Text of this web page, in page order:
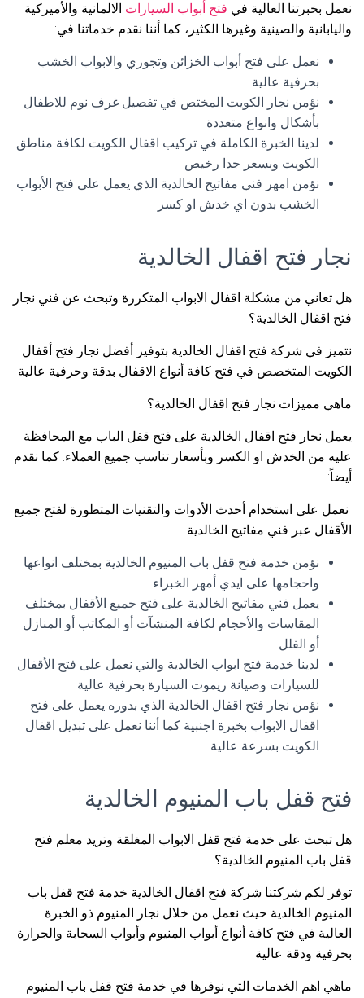
نعمل بخبرتنا العالية في فتح أبواب السيارات الالمانية والأميركية
واليابانية والصينية وغيرها الكثير، كما أننا نقدم خدماتنا في:
نعمل على فتح أبواب الخزائن وتجوري والابواب الخشب
بحرفية عالية
نؤمن نجار الكويت المختص في تفصيل غرف نوم للاطفال
بأشكال وانواع متعددة
لدينا الخبرة الكاملة في تركيب اقفال الكويت لكافة مناطق
الكويت وبسعر جدا رخيص
نؤمن امهر فني مفاتيح الخالدية الذي يعمل على فتح الأبواب
الخشب بدون اي خدش او كسر
نجار فتح اقفال الخالدية
هل تعاني من مشكلة اقفال الابواب المتكررة وتبحث عن فني نجار
فتح اقفال الخالدية؟
نتميز في شركة فتح اقفال الخالدية بتوفير أفضل نجار فتح أقفال
الكويت المتخصص في فتح كافة أنواع الاقفال بدقة وحرفية عالية
ماهي مميزات نجار فتح اقفال الخالدية؟
يعمل نجار فتح اقفال الخالدية على فتح قفل الباب مع المحافظة
عليه من الخدش او الكسر وبأسعار تناسب جميع العملاء. كما نقدم
أيضاً:
نعمل على استخدام أحدث الأدوات والتقنيات المتطورة لفتح جميع
الأقفال عبر فني مفاتيح الخالدية
نؤمن خدمة فتح قفل باب المنيوم الخالدية بمختلف انواعها
واحجامها على ايدي أمهر الخبراء
يعمل فني مفاتيح الخالدية على فتح جميع الأقفال بمختلف
المقاسات والأحجام لكافة المنشآت أو المكاتب أو المنازل
أو الفلل
لدينا خدمة فتح ابواب الخالدية والتي نعمل على فتح الأقفال
للسيارات وصيانة ريموت السيارة بحرفية عالية
نؤمن نجار فتح اقفال الخالدية الذي بدوره يعمل على فتح
اقفال الابواب بخبرة اجنبية كما أننا نعمل على تبديل اقفال
الكويت بسرعة عالية
فتح قفل باب المنيوم الخالدية
هل تبحث على خدمة فتح قفل الابواب المغلقة وتريد معلم فتح
قفل باب المنيوم الخالدية؟
توفر لكم شركتنا شركة فتح اقفال الخالدية خدمة فتح قفل باب
المنيوم الخالدية حيث نعمل من خلال نجار المنيوم ذو الخبرة
العالية في فتح كافة أنواع أبواب المنيوم وأبواب السحابة والجرارة
بحرفية ودقة عالية
ماهي اهم الخدمات التي نوفرها في خدمة فتح قفل باب المنيوم